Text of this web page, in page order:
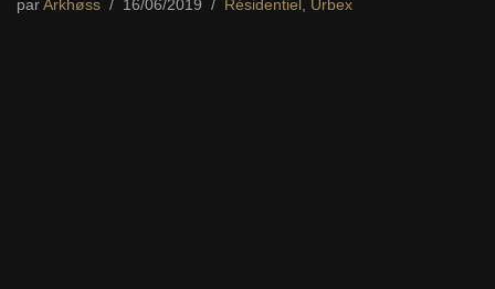
par Arkhøss 16/06/2019 Résidentiel , Urbex